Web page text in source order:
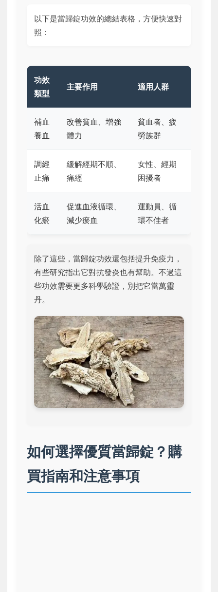
以下是當歸錠功效的總結表格，方便快速對
照：
功效
類型
主要作用 適用人群
補血
養血
改善貧血、增強
體力
貧血者、疲
勞族群
調經
止痛
緩解經期不順、
痛經
女性、經期
困擾者
活血
化瘀
促進血液循環、
減少瘀血
運動員、循
環不佳者
除了這些，當歸錠功效還包括提升免疫力，
有些研究指出它對抗發炎也有幫助。不過這
些功效需要更多科學驗證，別把它當萬靈
丹。
如何選擇優質當歸錠？購
買指南和注意事項